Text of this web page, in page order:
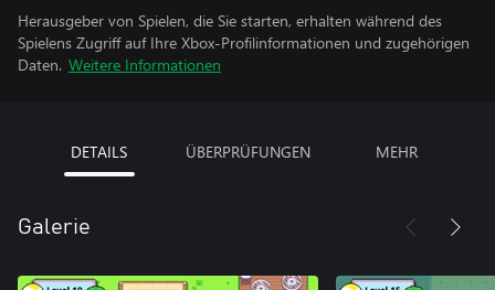
Herausgeber von Spielen, die Sie starten, erhalten während des
Spielens Zugriff auf Ihre Xbox-Profilinformationen und zugehörigen
Daten. Weitere Informationen
DETAILS ÜBERPRÜFUNGEN MEHR
Galerie